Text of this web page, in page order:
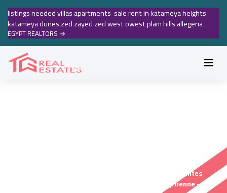
listings needed villas apartments sale rent in katameya heights
katameya dunes zed zayed zed west owest plam hills allegeria
EGYPT REALTORS →
Real estate Compounds complex Gated Comunites
Nouveau Caire, capitale administrative égyptienne – un